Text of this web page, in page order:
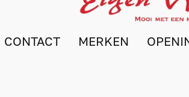
CONTACT MERKEN